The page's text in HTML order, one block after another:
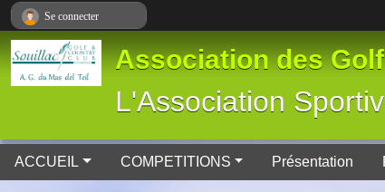
Association des
L'Association
ACCUEIL COMPETITIONS Présentation
Se connecter
Panneau de gestion des cookies